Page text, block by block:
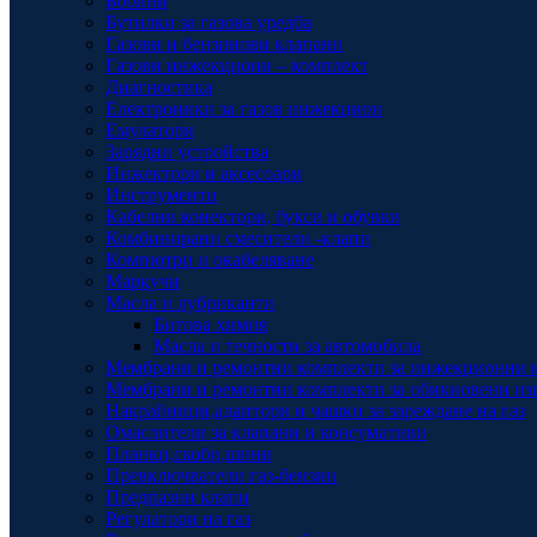
Бутилки за газова уредба
Газови и бензинови клапани
Газови инжекциони – комплект
Диагностика
Електроники за газов инжекцион
Емулатори
Зарядни устройства
Инжектори и аксесоари
Инструменти
Кабелни конектори, букси и обувки
Комбинирани смесители -клапи
Компютри и окабеляване
Маркучи
Масла и лубриканти
Битова химия
Масла и течности за автомобила
Мембрани и ремонтни комплекти за инжекционни
Мембрани и ремонтни комплекти за обикновени
Накрайници,адаптори и чашки за зареждане на газ
Омаслители за клапани и консумативи
Планки,скоби,шини
Превключватели газ-бензин
Предпазни клапи
Регулатори на газ